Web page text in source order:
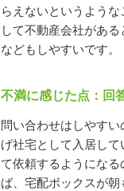
らえないというよう
して不動産会社があ
などもしやすいです。
不満に感じた点：回
問い合わせはしやす
げ社宅として入居し
て依頼するようになる
ば、宅配ボックスが